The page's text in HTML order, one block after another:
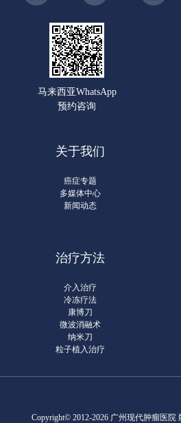
马来西亚WhatsApp
预约咨询
关于我们
癌症专题
多媒体中心
新闻动态
治疗方法
介入治疗
冷冻疗法
康博刀
微波消融术
纳米刀
粒子植入治疗
Copyright© 2012-2026 广州现代肿瘤医院